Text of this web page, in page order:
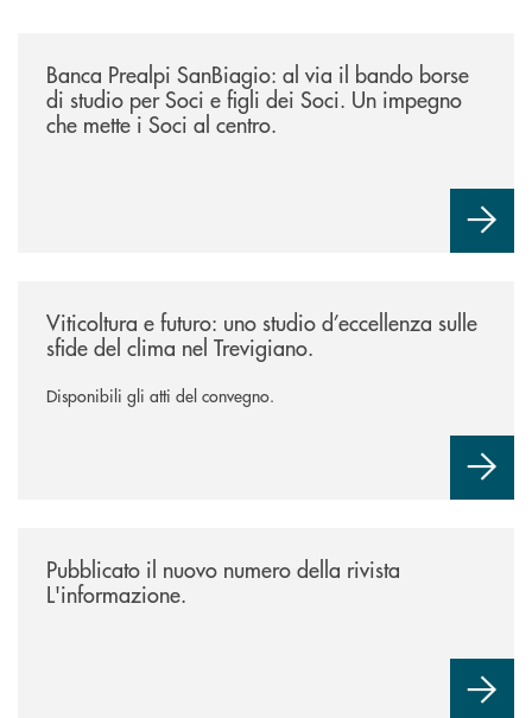
Banca Prealpi SanBiagio: al via il bando borse
di studio per Soci e figli dei Soci. Un impegno
che mette i Soci al centro.
Viticoltura e futuro: uno studio d’eccellenza sulle
sfide del clima nel Trevigiano.
Disponibili gli atti del convegno.
Pubblicato il nuovo numero della rivista
L'informazione.